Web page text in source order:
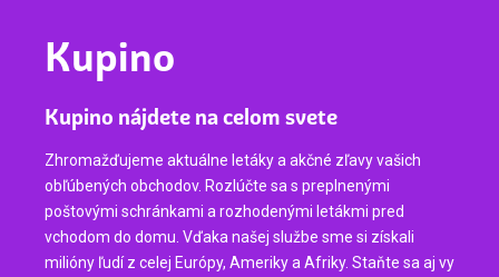
Kupino
Kupino nájdete na celom svete
Zhromažďujeme aktuálne letáky a akčné zľavy vašich
obľúbených obchodov. Rozlúčte sa s preplnenými
poštovými schránkami a rozhodenými letákmi pred
vchodom do domu. Vďaka našej službe sme si získali
milióny ľudí z celej Európy, Ameriky a Afriky. Staňte sa aj vy